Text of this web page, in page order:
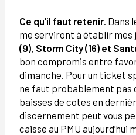
Ce qu’il faut retenir . Dans
me serviront à établir mes
(9) Storm City (16) et
bon compromis entre
dimanche. Pour un ticket
ne faut probablement pas
baisses de cotes en
discernement peut vous
caisse au PMU aujourd’hui